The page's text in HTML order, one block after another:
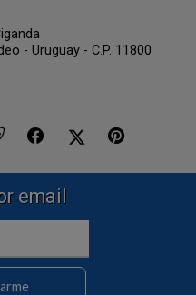
- Uruguay - C.P. 11800
email